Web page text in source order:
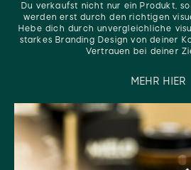
Du verkaufst nicht nur ein Produkt,
werden erst durch den richtigen
Hebe dich durch unvergleichliche
starkes Branding Design von deiner
Vertrauen bei deiner
MEHR HIER